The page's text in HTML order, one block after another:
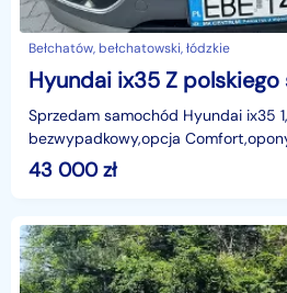
Bełchatów, bełchatowski, łódzkie
Hyundai ix35 Z polskiego
Sprzedam samochód Hyundai ix35
bezwypadkowy,opcja
43 000zł